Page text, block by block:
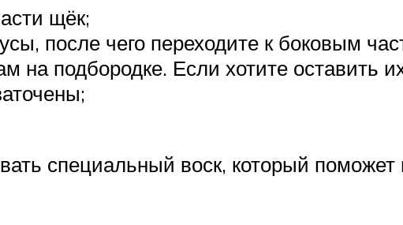
щёк;
после чего переходите к боковым
подбородке. Если хотите оставить
специальный воск, который поможет